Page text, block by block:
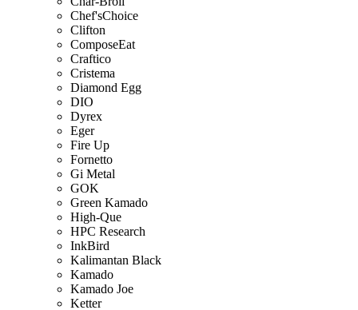
Chef'sChoice
Clifton
ComposeEat
Craftico
Cristema
Diamond Egg
DIO
Dyrex
Eger
Fire Up
Fornetto
Gi Metal
GOK
Green Kamado
High-Que
HPC Research
InkBird
Kalimantan Black
Kamado
Kamado Joe
Ketter